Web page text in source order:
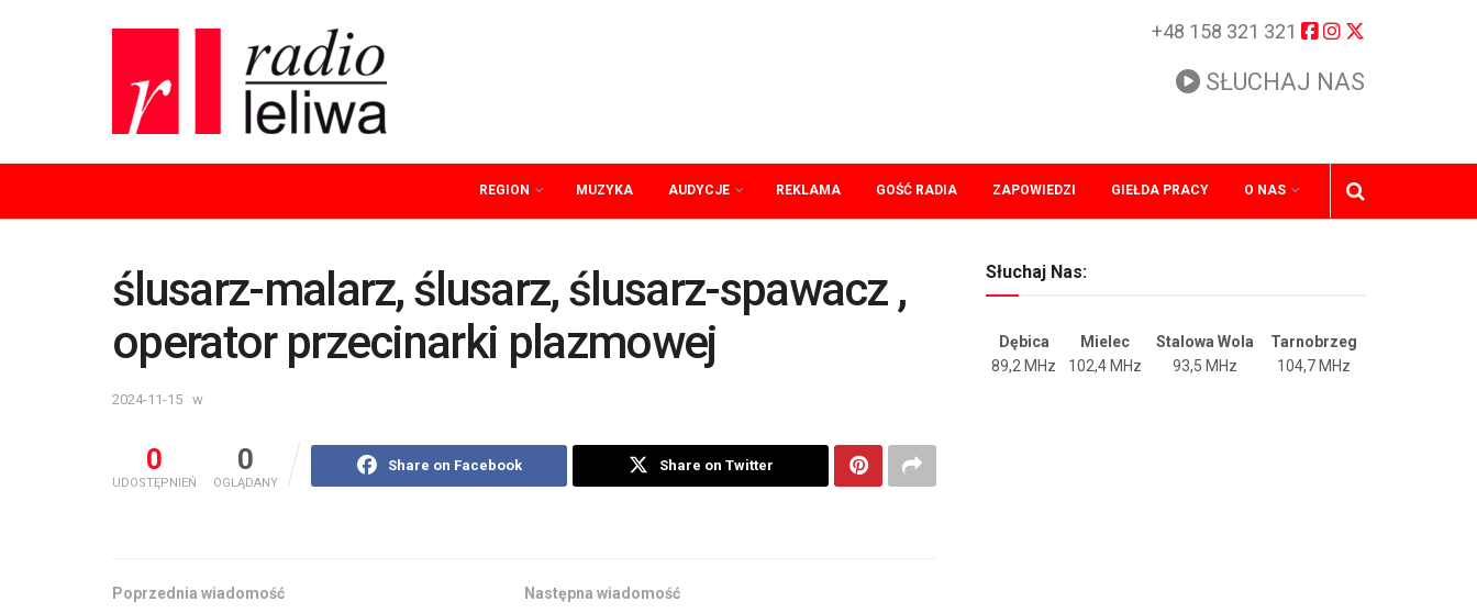
+48 158 321 321
SŁUCHAJ NAS
REGION MUZYKA AUDYCJE REKLAMA GOŚĆ RADIA ZAPOWIEDZI GIEŁDA PRACY O NAS
ślusarz-malarz, ślusarz, ślusarz-spawacz ,
operator przecinarki plazmowej
2024-11-15 w
0
UDOSTĘPNIEŃ
0
OGLĄDANY
Share on Facebook Share on Twitter
Poprzednia wiadomość Następna wiadomość
Słuchaj Nas:
Dębica Mielec Stalowa Wola
Tarnobrzeg
89,2 MHz
102,4 MHz 93,5 MHz 104,7 MHz